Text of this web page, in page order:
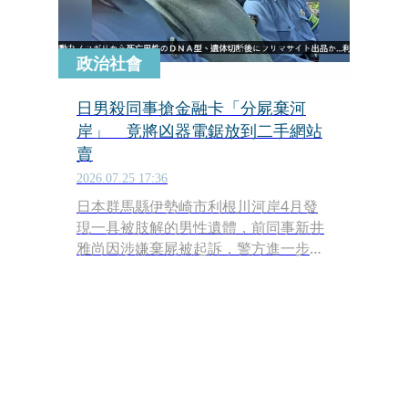
政治社會
日男殺同事搶金融卡「分屍棄河
岸」 竟將凶器電鋸放到二手網站
賣
2026.07.25 17:36
日本群馬縣伊勢崎市利根川河岸4月發
現一具被肢解的男性遺體，前同事新井
雅尚因涉嫌棄屍被起訴，警方進一步調